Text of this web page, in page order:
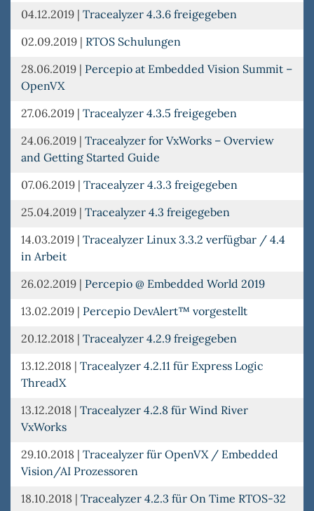
04.12.2019 | Tracealyzer 4.3.6 freigegeben
02.09.2019 | RTOS Schulungen
28.06.2019 | Percepio at Embedded Vision Summit –
OpenVX
27.06.2019 | Tracealyzer 4.3.5 freigegeben
24.06.2019 | Tracealyzer for VxWorks – Overview
and Getting Started Guide
07.06.2019 | Tracealyzer 4.3.3 freigegeben
25.04.2019 | Tracealyzer 4.3 freigegeben
14.03.2019 | Tracealyzer Linux 3.3.2 verfügbar / 4.4
in Arbeit
26.02.2019 | Percepio @ Embedded World 2019
13.02.2019 | Percepio DevAlert™ vorgestellt
20.12.2018 | Tracealyzer 4.2.9 freigegeben
13.12.2018 | Tracealyzer 4.2.11 für Express Logic
ThreadX
13.12.2018 | Tracealyzer 4.2.8 für Wind River
VxWorks
29.10.2018 | Tracealyzer für OpenVX / Embedded
Vision/AI Prozessoren
18.10.2018 | Tracealyzer 4.2.3 für On Time RTOS-32